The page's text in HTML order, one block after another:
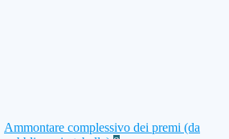
Ammontare complessivo dei premi (da